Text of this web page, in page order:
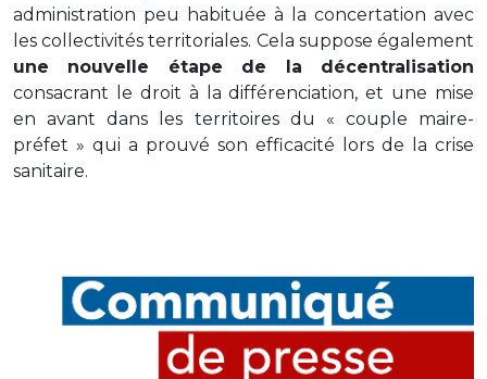
administration peu habituée à la concertation avec
les collectivités territoriales. Cela suppose également
une nouvelle étape de la décentralisation
consacrant le droit à la différenciation, et une mise
en avant dans les territoires du « couple maire-
préfet » qui a prouvé son efficacité lors de la crise
sanitaire.